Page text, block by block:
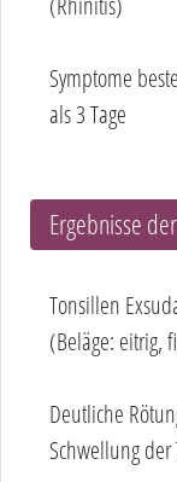
Symptome
als 3 Tage
Ergebnisse
Tonsillen
(Beläge: eitrig,
Deutliche
Schwellung